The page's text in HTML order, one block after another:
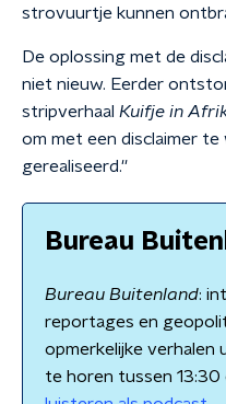
strovuurtje kunnen
De oplossing met de
niet nieuw. Eerder
stripverhaal Kuifje in
om met een disclaimer
gerealiseerd.''
Bureau
Bureau Buitenland:
reportages en
opmerkelijke verhalen
te horen tussen 13:30